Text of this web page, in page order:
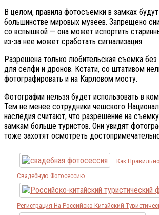
В целом, правила фотосъемки в замках
большинстве мировых музеев. Запрещено
со вспышкой — она может испортить
из-за нее может сработать сигнализация.
Разрешена только любительская съемка без
для селфи и дронов. Кстати, со штативом
фотографировать и на Карловом мосту.
Фотографии нельзя будет использовать в
Тем не менее сотрудники чешского
наследия считают, что разрешение на
замкам больше туристов. Они увидят
тоже захотят осмотреть
Как
Свадебную Фотосессию
Регистрация На Российско-Китайский